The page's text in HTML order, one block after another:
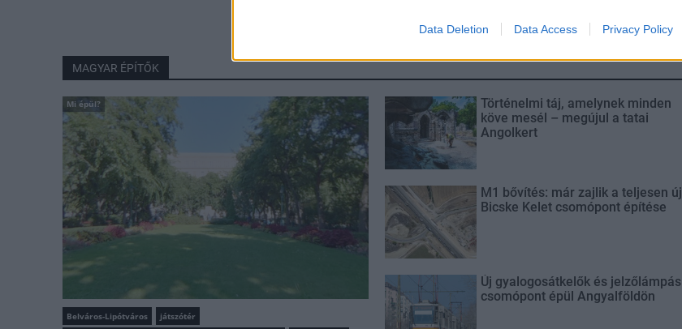
Data Deletion Data Access Privacy Policy
MAGYAR ÉPÍTŐK
Mi épül?
Belváros-Lipótváros
játszótér
Történelmi táj, amelynek minden
köve mesél – megújul a tatai
Angolkert
M1 bővítés: már zajlik a teljesen új
Bicske Kelet csomópont építése
Új gyalogosátkelők és jelzőlámpás
csomópont épül Angyalföldön